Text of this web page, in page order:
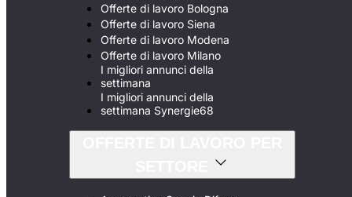
Offerte di lavoro Bologna
Offerte di lavoro Siena
Offerte di lavoro Modena
Offerte di lavoro Milano
I migliori annunci della
settimana
I migliori annunci della
settimana Synergie68